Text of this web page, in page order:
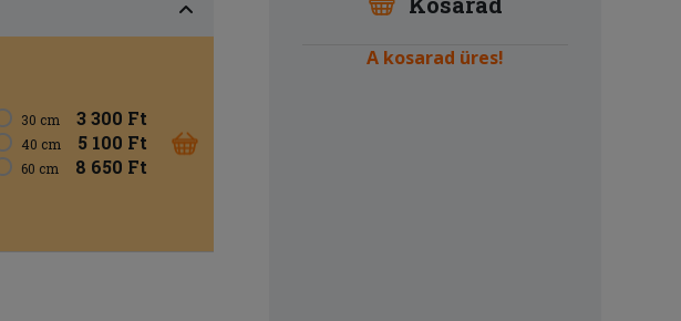
30 cm 3 300 Ft
40 cm 5 100 Ft
60 cm 8 650 Ft
A kosarad üres!